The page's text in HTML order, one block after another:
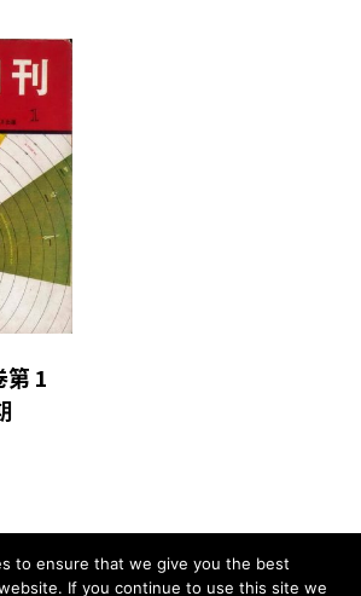
第 1
to ensure that we give you the best
If you continue to use this site we